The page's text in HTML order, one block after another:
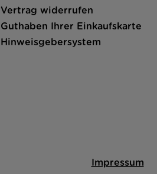
Vertrag widerrufen
Guthaben Ihrer Einkaufskarte
Hinweisgebersystem
Impressum